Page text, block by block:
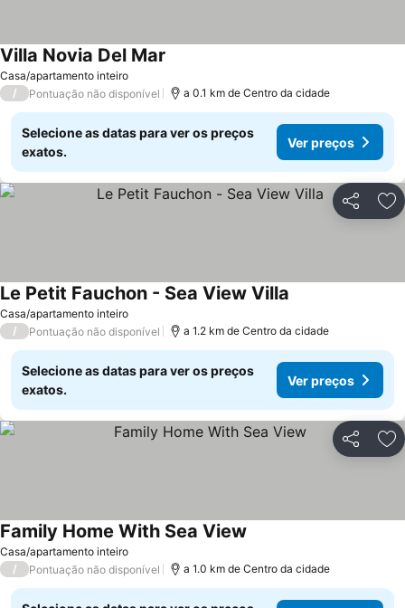
Casa/apartamento inteiro
Villa Novia Del Mar
/ Pontuação não disponível a 0.1 km de Centro da cidade
Selecione as datas para ver os preços
exatos.
Ver preços
Partilhar
Casa/apartamento inteiro
Le Petit Fauchon - Sea View Villa
/ Pontuação não disponível a 1.2 km de Centro da cidade
Selecione as datas para ver os preços
exatos.
Ver preços
Partilhar
Casa/apartamento inteiro
Family Home With Sea View
/ Pontuação não disponível a 1.0 km de Centro da cidade